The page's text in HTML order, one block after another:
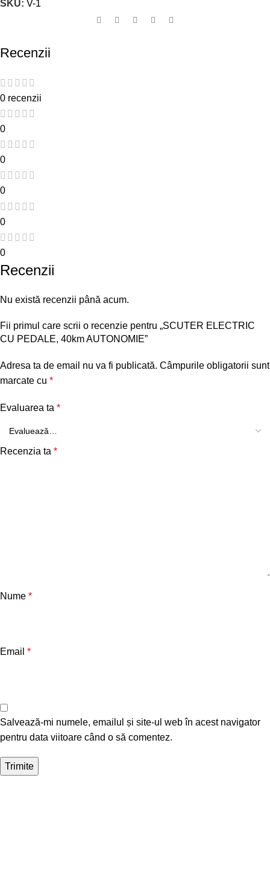
SKU: V-1
Recenzii
0 recenzii
0
0
0
0
0
Recenzii
Nu există recenzii până acum.
Fii primul care scrii o recenzie pentru „SCUTER ELECTRIC
CU PEDALE, 40km AUTONOMIE”
Adresa ta de email nu va fi publicată. Câmpurile obligatorii sunt
marcate cu *
Evaluarea ta *
Recenzia ta *
Nume *
Email *
Salvează-mi numele, emailul și site-ul web în acest navigator
pentru data viitoare când o să comentez.